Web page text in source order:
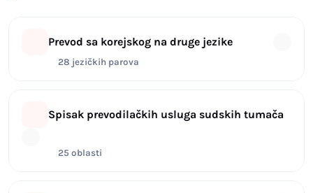
Prevod sa korejskog na druge jezike
28 jezičkih parova
Spisak prevodilačkih usluga sudskih tumača
25 oblasti